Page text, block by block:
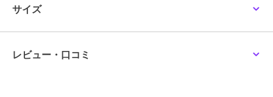
【特徴】
■外側
サイズ
レビュー・口コミ